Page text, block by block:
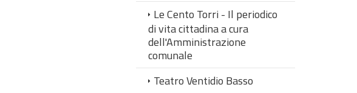
Le Cento Torri - Il periodico
di vita cittadina a cura
dell'Amministrazione
comunale
Teatro Ventidio Basso